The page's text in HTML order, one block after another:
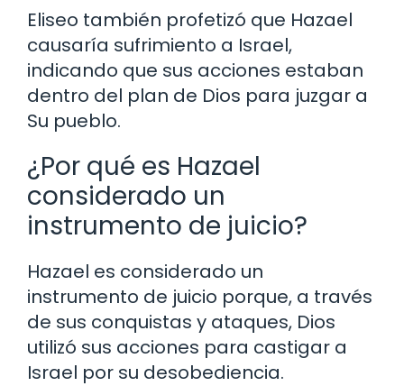
Eliseo también profetizó que Hazael
causaría sufrimiento a Israel,
indicando que sus acciones estaban
dentro del plan de Dios para juzgar a
Su pueblo.
¿Por qué es Hazael
considerado un
instrumento de juicio?
Hazael es considerado un
instrumento de juicio porque, a través
de sus conquistas y ataques, Dios
utilizó sus acciones para castigar a
Israel por su desobediencia.